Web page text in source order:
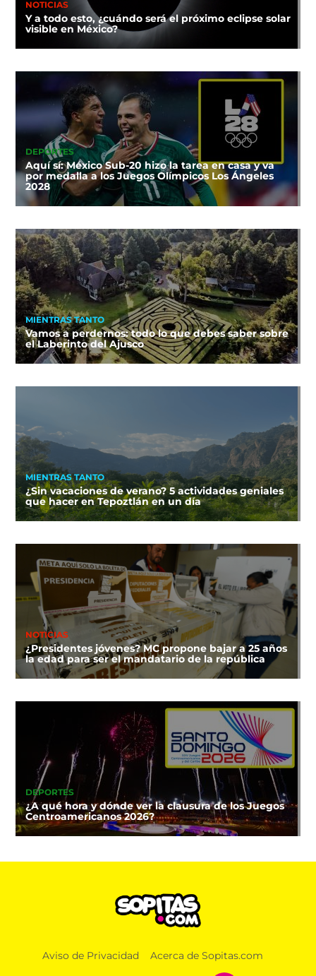
NOTICIAS
Y a todo esto, ¿cuándo será el próximo eclipse solar
visible en México?
DEPORTES
Aquí sí: México Sub-20 hizo la tarea en casa y va
por medalla a los Juegos Olímpicos Los Ángeles
2028
MIENTRAS TANTO
Vamos a perdernos: todo lo que debes saber sobre
el Laberinto del Ajusco
MIENTRAS TANTO
¿Sin vacaciones de verano? 5 actividades geniales
que hacer en Tepoztlán en un día
NOTICIAS
¿Presidentes jóvenes? MC propone bajar a 25 años
la edad para ser el mandatario de la república
DEPORTES
¿A qué hora y dónde ver la clausura de los Juegos
Centroamericanos 2026?
Aviso de Privacidad Acerca de Sopitas.com